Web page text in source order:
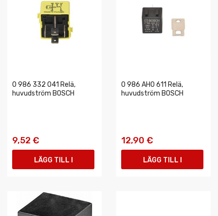
0 986 332 041 Relä,
huvudström BOSCH
9,52 €
LÄGG TILL I
0 986 AH0 611 Relä,
huvudström BOSCH
12,90 €
LÄGG TILL I